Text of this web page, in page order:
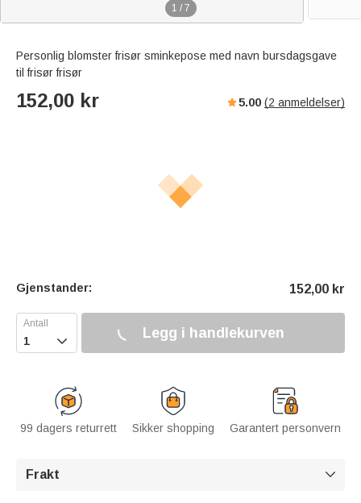
1 / 7
Personlig blomster frisør sminkepose med navn bursdagsgave
til frisør frisør
152,00 kr 5.00 (2 anmeldelser)
Gjenstander: 152,00 kr
 Legg i handlekurven
99 dagers returrett Sikker shopping Garantert personvern
Frakt 